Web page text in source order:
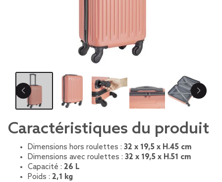
Caractéristiques du produit
Dimensions hors roulettes : 32 x 19,5 x H.45 cm
Dimensions avec roulettes : 32 x 19,5 x H.51 cm
Capacité : 26 L
Poids : 2,1 kg